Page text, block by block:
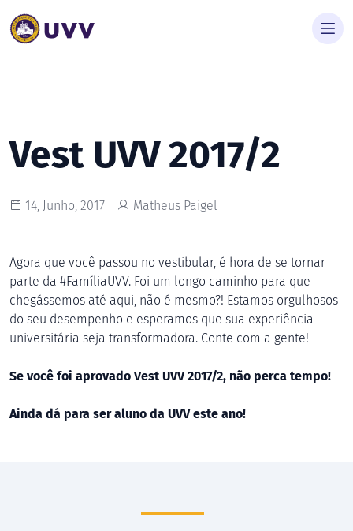
Vest UVV 2017/2
14, Junho, 2017 Matheus Paigel
Agora que você passou no vestibular, é hora de se tornar
parte da #FamíliaUVV. Foi um longo caminho para que
chegássemos até aqui, não é mesmo?! Estamos orgulhosos
do seu desempenho e esperamos que sua experiência
universitária seja transformadora. Conte com a gente!
Se você foi aprovado Vest UVV 2017/2, não perca tempo!
Ainda dá para ser aluno da UVV este ano!